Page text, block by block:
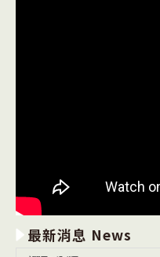
最新消息 News